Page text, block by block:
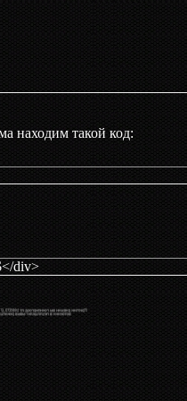
+ '"
находим такой код:
div>